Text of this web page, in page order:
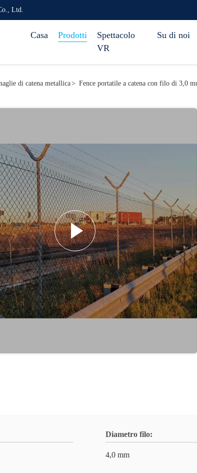
Ltd.
Casa Prodotti
Spettacolo
VR
Su di noi
di catena metallica> Fence portatile a catena con filo di 3,0
Diametro filo:
4,0 mm